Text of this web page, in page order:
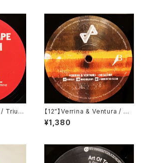
/ Trium
【12”】Verrina & Ventura / Co
clea EP (Propaganda Reco
rds) (PR002)
¥1,380